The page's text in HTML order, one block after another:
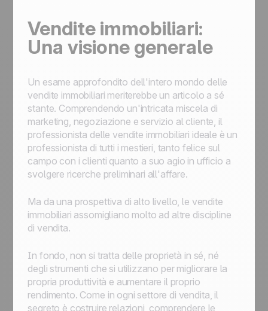
Vendite immobiliari:
Una visione generale
Un esame approfondito dell'intero mondo delle
vendite immobiliari meriterebbe un articolo a sé
stante. Comprendendo un'intricata miscela di
marketing, negoziazione e servizio al cliente, il
professionista delle vendite immobiliari ideale è un
professionista di tutti i mestieri, tanto felice sul
campo con i clienti quanto a suo agio in ufficio a
svolgere ricerche preliminari all'affare.
Ma da una prospettiva di alto livello, le vendite
immobiliari assomigliano molto ad altre discipline
di vendita.
In fondo, non si tratta delle proprietà in sé, né
degli strumenti che si utilizzano per migliorare la
propria produttività e aumentare il proprio
rendimento. Come in ogni settore di vendita, il
segreto è costruire relazioni, comprendere le